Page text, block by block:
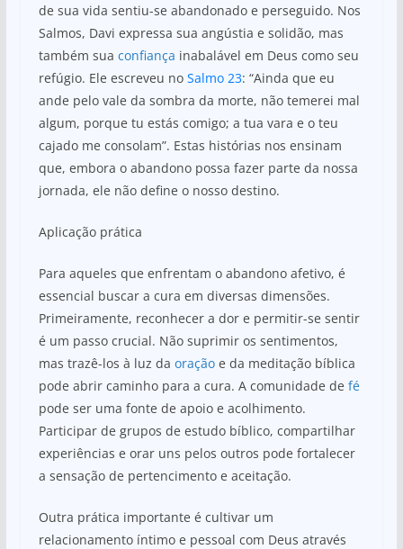
de sua vida sentiu-se abandonado e perseguido. Nos
Salmos, Davi expressa sua angústia e solidão, mas
também sua confiança inabalável em Deus como seu
refúgio. Ele escreveu no Salmo 23: “Ainda que eu
ande pelo vale da sombra da morte, não temerei mal
algum, porque tu estás comigo; a tua vara e o teu
cajado me consolam”. Estas histórias nos ensinam
que, embora o abandono possa fazer parte da nossa
jornada, ele não define o nosso destino.
Aplicação prática
Para aqueles que enfrentam o abandono afetivo, é
essencial buscar a cura em diversas dimensões.
Primeiramente, reconhecer a dor e permitir-se sentir
é um passo crucial. Não suprimir os sentimentos,
mas trazê-los à luz da oraçãoe da meditação bíblica
pode abrir caminho para a cura. A comunidade de fé
pode ser uma fonte de apoio e acolhimento.
Participar de grupos de estudo bíblico, compartilhar
experiências e orar uns pelos outros pode fortalecer
a sensação de pertencimento e aceitação.
Outra prática importante é cultivar um
relacionamento íntimo e pessoal com Deus através